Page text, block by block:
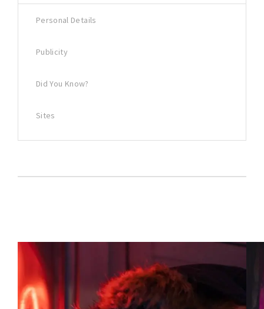
Personal Details
Publicity
Did You Know?
Sites